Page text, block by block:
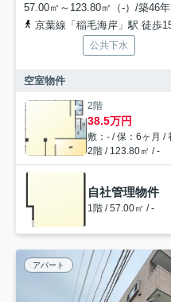
57.00㎡～123.80㎡（-）/築46年
京葉線「稲毛海岸」駅 徒歩
公共下水
空室物件
2階
38.5万円
敷：- / 保：6ヶ月 /
2階 / 123.80㎡ / -
自社管理物件
1階 / 57.00㎡ / -
アパート